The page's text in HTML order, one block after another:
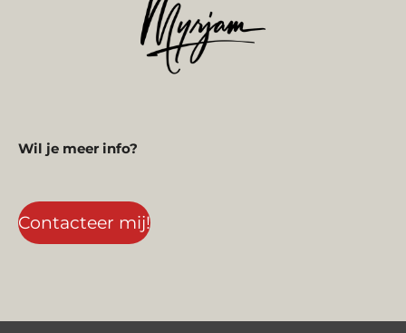
Wil je meer info?
Contacteer mij!